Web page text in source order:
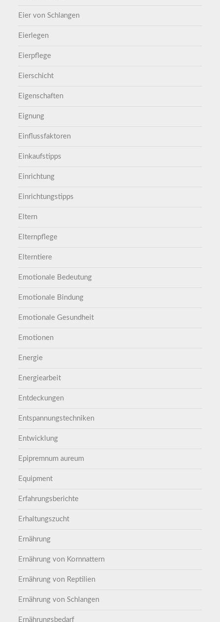
Eier von Schlangen
Eierlegen
Eierpflege
Eierschicht
Eigenschaften
Eignung
Einflussfaktoren
Einkaufstipps
Einrichtung
Einrichtungstipps
Eltern
Elternpflege
Elterntiere
Emotionale Bedeutung
Emotionale Bindung
Emotionale Gesundheit
Emotionen
Energie
Energiearbeit
Entdeckungen
Entspannungstechniken
Entwicklung
Epipremnum aureum
Equipment
Erfahrungsberichte
Erhaltungszucht
Ernährung
Ernährung von Kornnattern
Ernährung von Reptilien
Ernährung von Schlangen
Ernährungsbedarf